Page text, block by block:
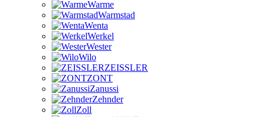
Warme
Warmstad
Wenta
Werkel
Wester
Wilo
ZEISSLER
ZONT
Zanussi
Zehnder
Zoll